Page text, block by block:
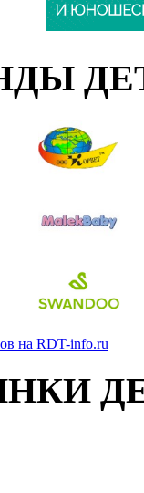
на RDT-info.ru